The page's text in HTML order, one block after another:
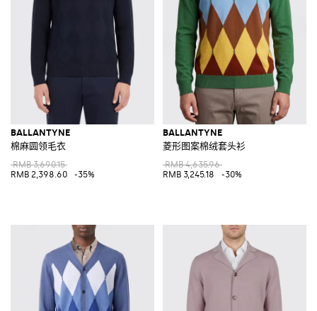
BALLANTYNE
棉麻圆领毛衣
RMB 3,690.15
RMB 2,398.60
-35%
BALLANTYNE
菱形图案棉绒套头衫
RMB 4,635.96
RMB 3,245.18
-30%